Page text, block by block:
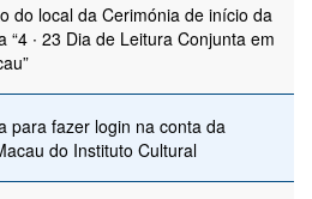
do local da Cerimónia de início da
“4 ∙ 23 Dia de Leitura Conjunta em
para fazer login na conta da
do Instituto Cultural